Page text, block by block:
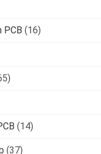
PCB (16)
(14)
(37)